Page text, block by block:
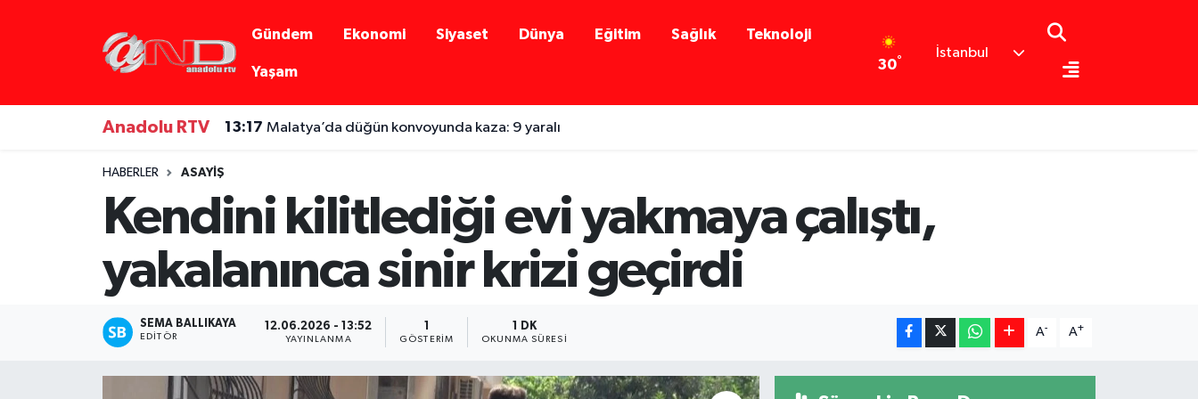
Gündem Ekonomi Siyaset Dünya Eğitim Sağlık Teknoloji
Yaşam 30°
İstanbul
Anadolu RTV 13:17 Malatya’da düğün konvoyunda kaza: 9 yaralı
HABERLER ASAYIŞ
Kendini kilitlediği evi yakmaya çalıştı,
yakalanınca sinir krizi geçirdi
SEMA BALLIKAYA
EDITÖR
12.06.2026 - 13:52
YAYINLANMA
1
GÖSTERIM
1 DK
OKUNMA SÜRESI
A- A+
Gündem
Hava Durumu
Tüm Manşetler
Son Dakika Haberleri
Haber Arşivi